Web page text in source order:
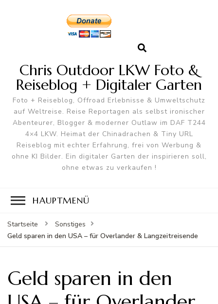
Chris Outdoor LKW Foto &
Reiseblog + Digitaler Garten
Foto + Reiseblog, Offroad Erlebnisse & Umweltschutz
auf Weltreise. Reise Reportagen als selbst ironischer
Abenteurer, Blogger & moderner Outlaw im DAF T244
4×4 LKW. Heimat der Chinadrachen & Tiny URL
Reiseblog mit echter Erfahrung, frei von Werbung &
ohne KI Bilder. Ein digitaler Garten der inspirieren soll,
ohne etwas zu verkaufen !
HAUPTMENÜ
Startseite
Sonstiges
Geld sparen in den USA – für Overlander & Langzeitreisende
Geld sparen in den